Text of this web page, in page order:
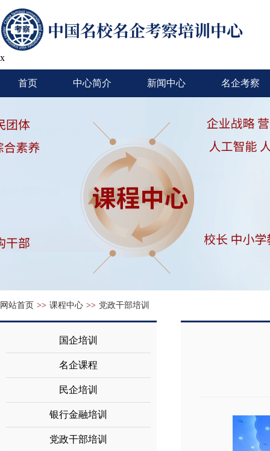
x
首页 中心简介 新闻中心 名企考察
网站首页 >> 课程中心 >> 党政干部培训
国企培训
名企课程
民企培训
银行金融培训
党政干部培训